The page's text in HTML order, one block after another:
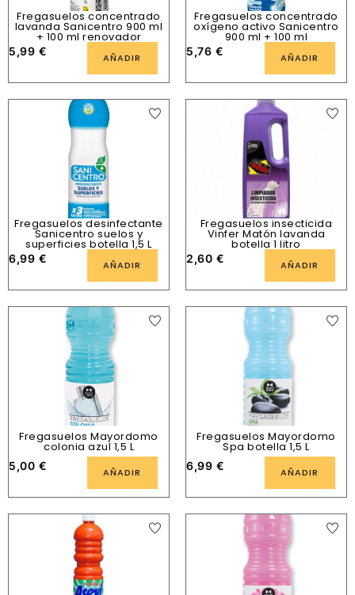
Fregasuelos concentrado
lavanda Sanicentro 900 ml
+ 100 ml renovador
5,99 € AÑADIR
Fregasuelos concentrado
oxígeno activo Sanicentro
900 ml + 100 ml
5,76 € AÑADIR
Fregasuelos desinfectante
Sanicentro suelos y
superficies botella 1,5 L
6,99 € AÑADIR
Fregasuelos insecticida
Vinfer Matón lavanda
botella 1 litro
2,60 € AÑADIR
Fregasuelos Mayordomo
colonia azul 1,5 L
5,00 € AÑADIR
Fregasuelos Mayordomo
Spa botella 1,5 L
6,99 € AÑADIR